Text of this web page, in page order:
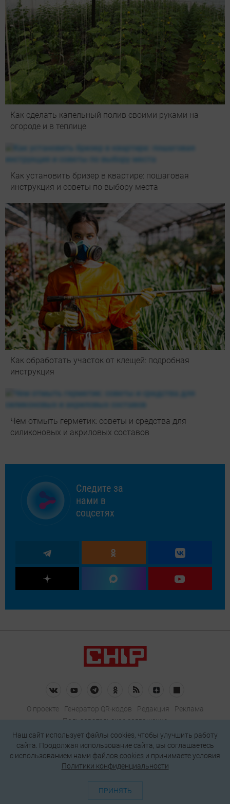
Как сделать капельный полив своими руками на
огороде и в теплице
Как установить бризер в квартире: пошаговая
инструкция и советы по выбору места
Как обработать участок от клещей: подробная
инструкция
Чем отмыть герметик: советы и средства для
силиконовых и акриловых составов
Следите за
нами в
соцсетях
О проекте Генератор QR-кодов Редакция
Реклама
Пользовательское соглашение
Политика конфиденциальности
Подписаться на рассылку
127018, Москва, ул. Полковая, д. 3, стр. 4, помещение I, комн. 23
Наш сайт использует файлы cookies, чтобы улучшить работу
сайта. Продолжая использование сайта, вы соглашаетесь
c использованием нами файлов cookies и принимаете условия
Политики конфиденциальности
ПРИНЯТЬ